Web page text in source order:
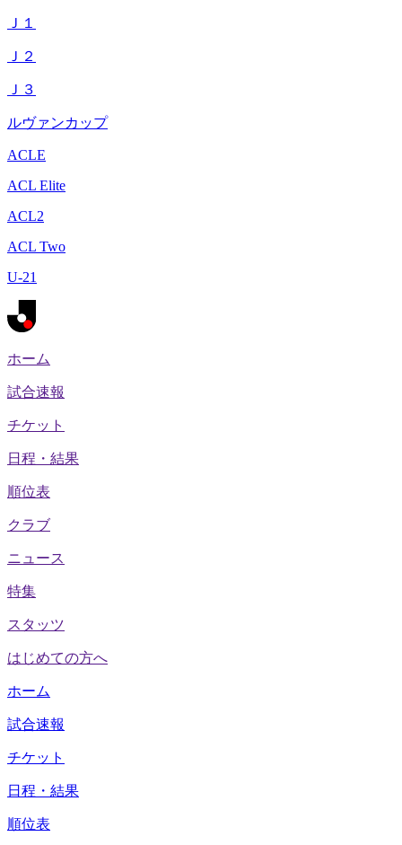
Ｊ１
Ｊ２
Ｊ３
ルヴァンカップ
ACLE
ACL Elite
ACL2
ACL Two
U-21
ホーム
試合速報
チケット
日程・結果
順位表
クラブ
ニュース
特集
スタッツ
はじめての方へ
ホーム
試合速報
チケット
日程・結果
順位表